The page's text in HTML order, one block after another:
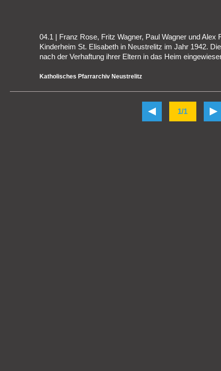
04.1 | Franz Rose, Fritz Wagner, Paul Wagner und
Kinderheim St. Elisabeth in Neustrelitz im Jahr 1942.
nach der Verhaftung ihrer Eltern in das Heim
Katholisches Pfarrarchiv Neustrelitz
1/1